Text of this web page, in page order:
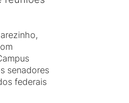
senadores
federais